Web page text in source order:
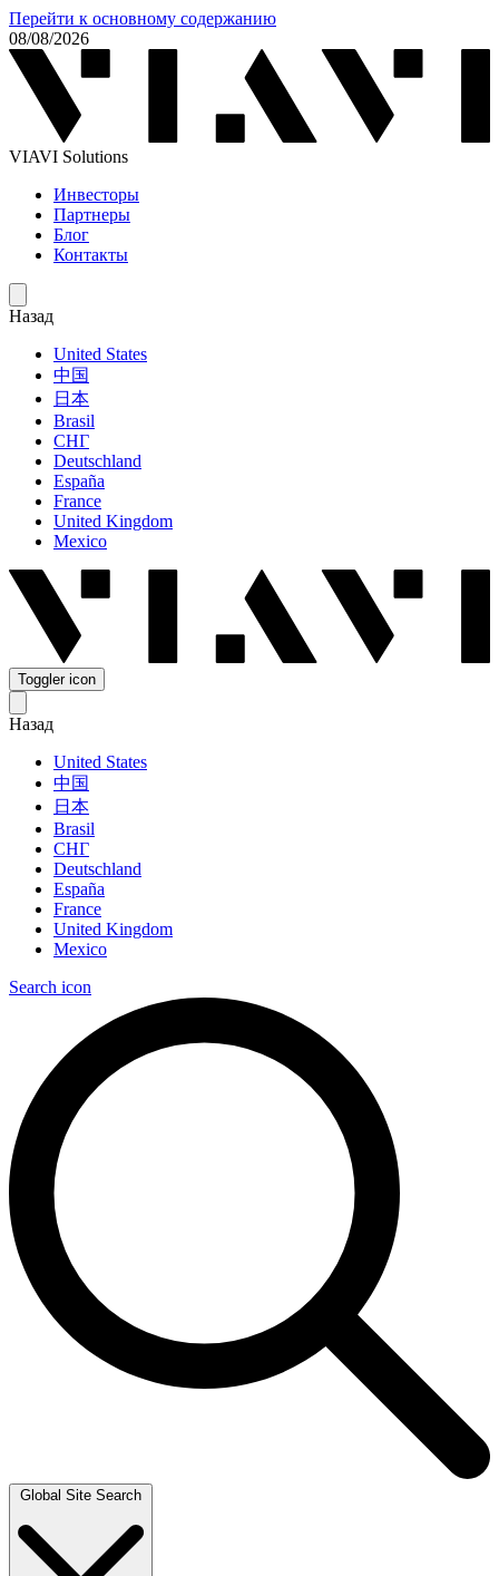
Перейти к основному содержанию
08/08/2026
VIAVI Solutions
Инвесторы
Партнеры
Блог
Контакты
Назад
United States
中国
日本
Brasil
СНГ
Deutschland
España
France
United Kingdom
Mexico
Toggler icon
Назад
United States
中国
日本
Brasil
СНГ
Deutschland
España
France
United Kingdom
Mexico
Search icon
Global Site Search